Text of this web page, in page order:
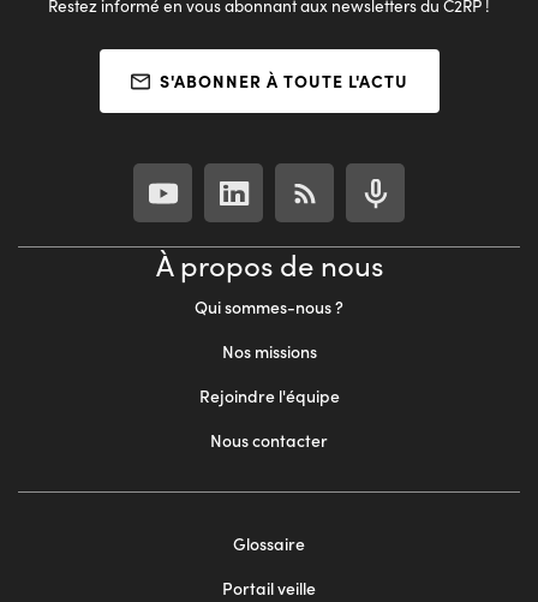
Restez informé en vous abonnant aux newsletters du C2RP !
S'ABONNER À TOUTE L'ACTU
À propos de nous
Qui sommes-nous ?
Nos missions
Rejoindre l'équipe
Nous contacter
Glossaire
Portail veille